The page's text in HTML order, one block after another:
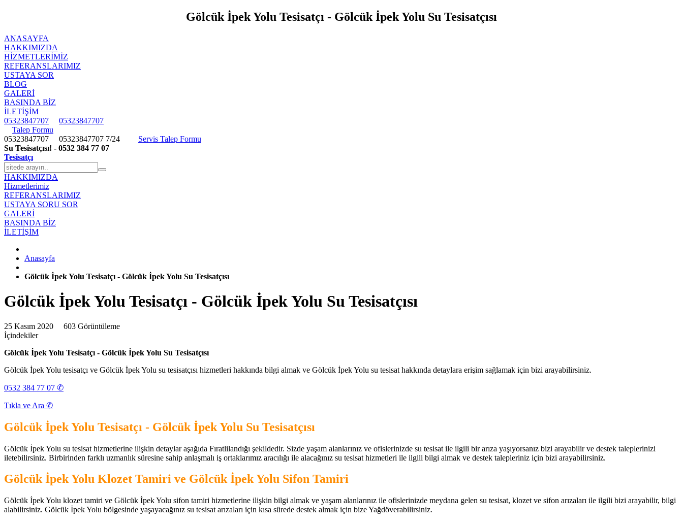
Gölcük İpek Yolu Tesisatçı - Gölcük İpek Yolu Su Tesisatçısı
ANASAYFA
HAKKIMIZDA
HIZMETLERIMIZ
REFERANSLARIMIZ
USTAYA SOR
BLOG
GALERİ
BASINDA BİZ
İLETİŞİM
05323847707
05323847707
Talep Formu
05323847707 05323847707 7/24
Servis Talep Formu
Su Tesisatçısı! - 0532 384 77 07
Tesisatçı
HAKKIMIZDA
Hizmetlerimiz
REFERANSLARIMIZ
USTAYA SORU SOR
GALERİ
BASINDA BİZ
İLETİŞİM
Anasayfa
Gölcük İpek Yolu Tesisatçı - Gölcük İpek Yolu Su Tesisatçısı
Gölcük İpek Yolu Tesisatçı - Gölcük İpek Yolu Su Tesisatçısı
25 Kasım 2020 603 Görüntüleme
İçindekiler
Gölcük İpek Yolu Tesisatçı - Gölcük İpek Yolu Su Tesisatçısı
Gölcük İpek Yolu tesisatçı ve Gölcük İpek Yolu su tesisatçısı hizmetleri hakkında bilgi almak ve Gölcük İpek Yolu su tesisat hakkında detaylara erişim sağlamak için bizi arayabilirsiniz.
0532 384 77 07 ✆
Tıkla ve Ara ✆
Gölcük İpek Yolu Tesisatçı - Gölcük İpek Yolu Su Tesisatçısı
Gölcük İpek Yolu su tesisat hizmetlerine ilişkin detaylar aşağıda Fıratlilandığı şekildedir. Sizde yaşam alanlarınız ve ofislerinizde su tesisat ile ilgili bir arıza yaşıyorsanız bizi arayabilir ve destek taleplerinizi
iletebilirsiniz. Birbirinden farklı uzmanlık süresine sahip anlaşmalı iş ortaklarımız aracılığı ile alacağınız su tesisat hizmetleri ile ilgili bilgi almak ve destek talepleriniz için bizi arayabilirsiniz.
Gölcük İpek Yolu Klozet Tamiri ve Gölcük İpek Yolu Sifon Tamiri
Gölcük İpek Yolu klozet tamiri ve Gölcük İpek Yolu sifon tamiri hizmetlerine ilişkin bilgi almak ve yaşam alanlarınız ile ofislerinizde meydana gelen su tesisat, klozet ve sifon arızaları ile ilgili bizi arayabilir, bilgi
alabilirsiniz. Gölcük İpek Yolu bölgesinde yaşayacağınız su tesisat arızaları için kısa sürede destek almak için bize Yağdöverabilirsiniz.